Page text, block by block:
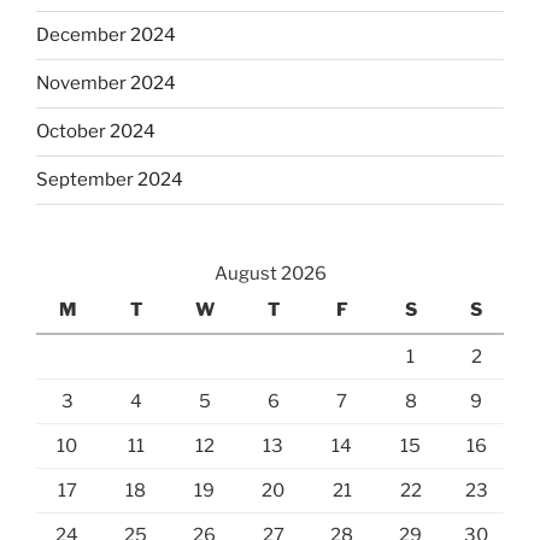
December 2024
November 2024
October 2024
September 2024
August 2026
M
T W T F S S
1 2
3 4 5 6 7 8 9
10 11 12 13 14 15 16
17 18 19 20 21 22 23
24 25 26 27 28 29 30